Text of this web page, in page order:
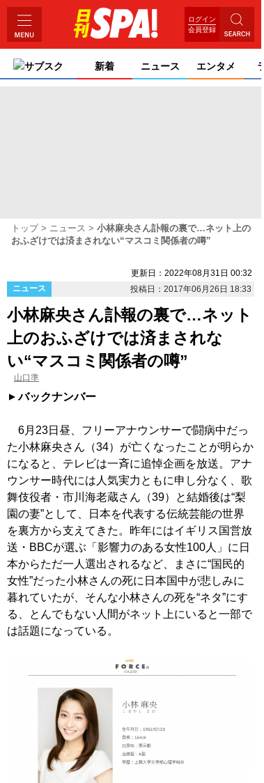
ログイン
会員登録
サブスク 新着 ニュース エンタメ
トップ ニュース
小林麻央さん訃報の裏で…ネット上の
おふざけでは済まされない“マスコミ関係者の噂”
更新日：2022年08月31日 00:32
ニュース
投稿日：2017年06月26日 18:33
小林麻央さん訃報の裏で…ネット
上のおふざけでは済まされな
い“マスコミ関係者の噂”
山口準
バックナンバー
6月23日昼、フリーアナウンサーで闘病中だっ
た小林麻央さん（34）が亡くなったことが明らか
になると、テレビは一斉に追悼企画を放送。アナ
ウンサー時代には人気実力ともに申し分なく、歌
舞伎役者・市川海老蔵さん（39）と結婚後は“梨
園の妻”として、日本を代表する伝統芸能の世界
を裏方から支えてきた。昨年にはイギリス国営放
送・BBCが選ぶ「影響力のある女性100人」に日
本からただ一人選出されるなど、まさに“国民的
女性”だった小林さんの死に日本国中が悲しみに
暮れていたが、そんな小林さんの死を“ネタ”にす
る、とんでもない人間がネット上にいると一部で
は話題になっている。